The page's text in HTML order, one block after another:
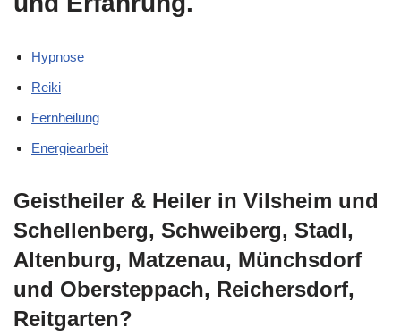
Hypnose
Reiki
Fernheilung
Energiearbeit
Geistheiler & Heiler in Vilsheim und
Schellenberg, Schweiberg, Stadl,
Altenburg, Matzenau, Münchsdorf
und Obersteppach, Reichersdorf,
Reitgarten?